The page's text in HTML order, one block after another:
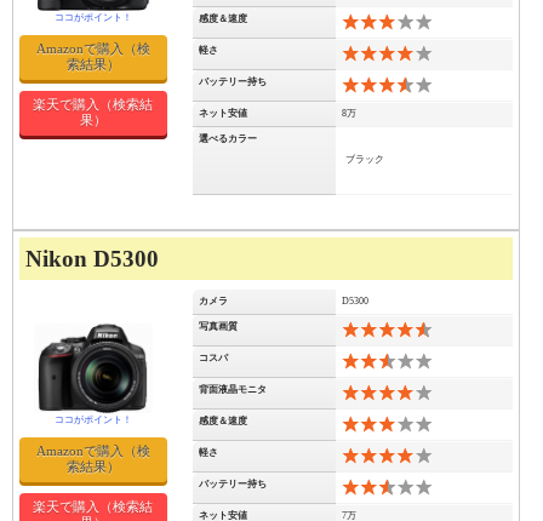
感度＆速度
軽さ
バッテリー持ち
ネット安値 8万
選べるカラー
ブラック
Amazonで購入（検
索結果）
楽天で購入（検索結
果）
Nikon D5300
カメラ D5300
写真画質
コスパ
背面液晶モニタ
感度＆速度
軽さ
バッテリー持ち
ネット安値 7万
Amazonで購入（検
索結果）
楽天で購入（検索結